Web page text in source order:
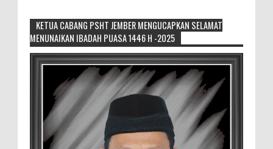
Sikapi Overproduksi Panen Selada, Petani
Muda Hidroponik Ikuti Pelatihan
Manajemen Budidaya dan Tata Kelola
Pasar
Setelah Pelatihan Diwilayah Ambulu Foto Bersama
MEMOPOS.co.id, Jember - Trend pertanian urban saat ini
menjadi pilihan generasi muda untuk ...
KETUA CABANG PSHT JEMBER MENGUCAPKAN SELAMAT
MENUNAIKAN IBADAH PUASA 1446 H -2025